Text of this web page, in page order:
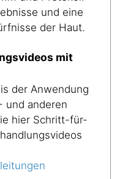
und eine
der Haut.
mit
der Anwendung
und anderen
hier Schritt-für-